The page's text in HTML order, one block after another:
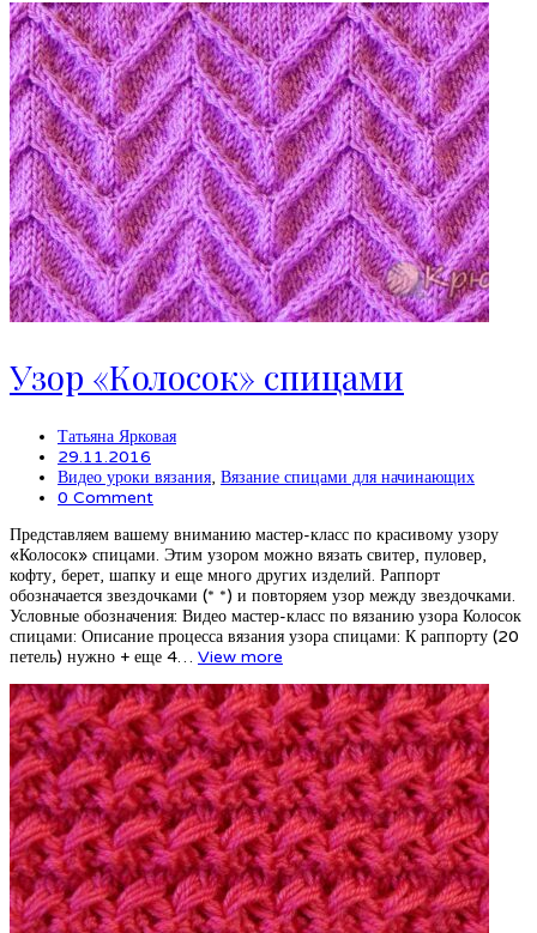
Узор «Колосок» спицами
Татьяна Ярковая
29.11.2016
Видео уроки вязания, Вязание спицами для начинающих
0 Comment
Представляем вашему вниманию мастер-класс по красивому узору
«Колосок» спицами. Этим узором можно вязать свитер, пуловер,
кофту, берет, шапку и еще много других изделий. Раппорт
обозначается звездочками (* *) и повторяем узор между звездочками.
Условные обозначения: Видео мастер-класс по вязанию узора Колосок
спицами: Описание процесса вязания узора спицами: К раппорту (20
петель) нужно + еще 4… View more